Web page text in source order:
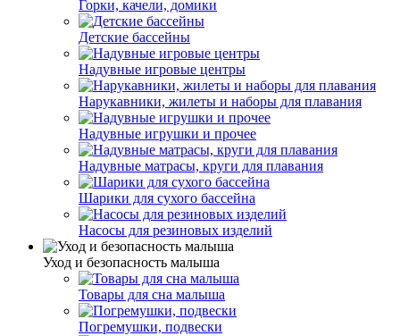
Горки, качели, домики
Детские бассейны
Надувные игровые центры
Нарукавники, жилеты и наборы для плавания
Надувные игрушки и прочее
Надувные матрасы, круги для плавания
Шарики для сухого бассейна
Насосы для резиновых изделий
Уход и безопасность малыша
Товары для сна малыша
Погремушки, подвески